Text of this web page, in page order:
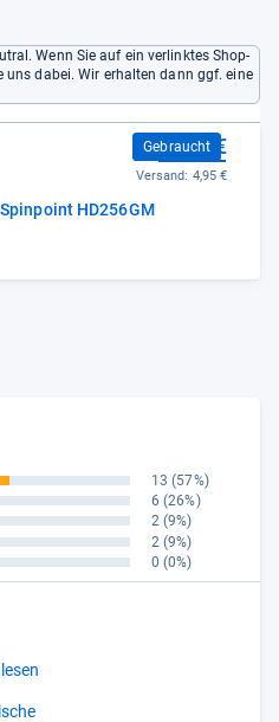
Wenn Sie auf ein verlinktes Shop-
uns dabei. Wir erhalten dann ggf. eine
HD256GM
Gebraucht
37,95 €
Versand: 4,95 €
13 (57%)
6 (26%)
2 (9%)
2 (9%)
0 (0%)